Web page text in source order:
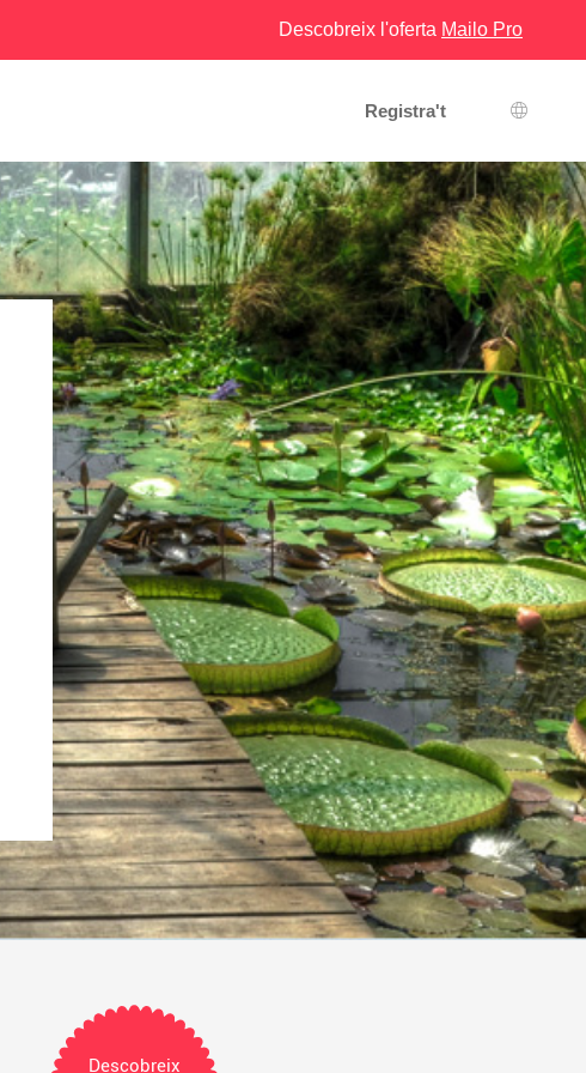
Descobreix l'oferta Mailo Pro
Registra't
Descobreix